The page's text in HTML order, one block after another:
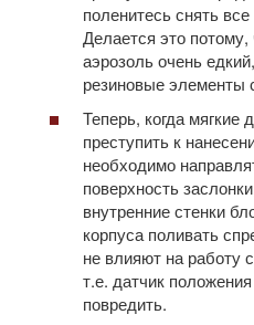
поленитесь снять
Делается это
аэрозоль очень
резиновые элементы
Теперь, когда
преступить к
необходимо
поверхность
внутренние стенки
корпуса поливать
не влияют на работу
т.е. датчик
повредить.